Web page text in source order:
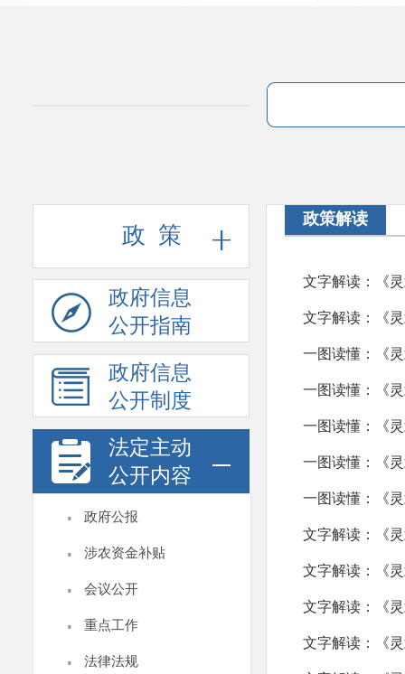
政 策
政府信息
公开指南
政府信息
公开制度
法定主动
公开内容
行政事业性收费
·
· 政府采购
· 公务员招考
· 重大行政决策
· 重点领域信息公开
· 社会公益事业建设
· 公共资源配置
· 政府公报
· 涉农资金补贴
· 会议公开
· 重点工作
· 法律法规
政策解读
文字解读：《
文字解读：《
一图读懂：《
一图读懂：《
一图读懂：《
一图读懂：《
一图读懂：《
文字解读：《
文字解读：《
文字解读：《
文字解读：《